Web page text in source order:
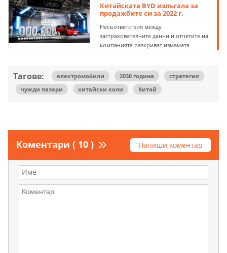
Китайската BYD излъгала за
продажбите си за 2022 г.
Несъответствия между
застрахователните данни и отчетите на
компанията разкриват измамата
Тагове: електромобили 2030 година
стратегия
чужди пазари
китайски коли Китай
Коментари ( 10 ) Напиши коментар